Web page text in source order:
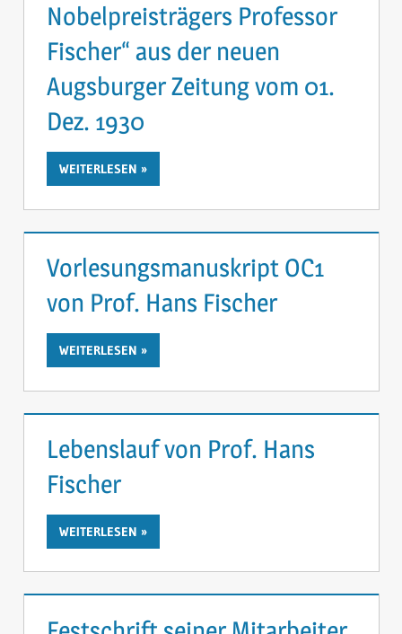
Nobelpreisträgers Professor
Fischer“ aus der neuen
Augsburger Zeitung vom 01.
Dez. 1930
WEITERLESEN
Vorlesungsmanuskript OC1
von Prof. Hans Fischer
WEITERLESEN
Lebenslauf von Prof. Hans
Fischer
WEITERLESEN